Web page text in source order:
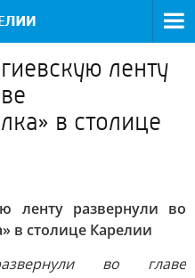
ленту
в столице
ленту развернули во
в столице Карелии
во главе